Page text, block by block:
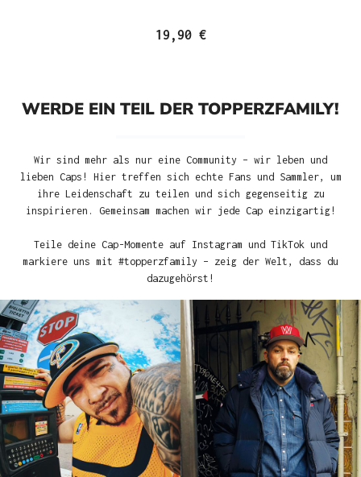
19,90 €
WERDE EIN TEIL DER TOPPERZFAMILY!
Wir sind mehr als nur eine Community – wir leben und
lieben Caps! Hier treffen sich echte Fans und Sammler, um
ihre Leidenschaft zu teilen und sich gegenseitig zu
inspirieren. Gemeinsam machen wir jede Cap einzigartig!
Teile deine Cap-Momente auf Instagram und TikTok und
markiere uns mit #topperzfamily – zeig der Welt, dass du
dazugehörst!